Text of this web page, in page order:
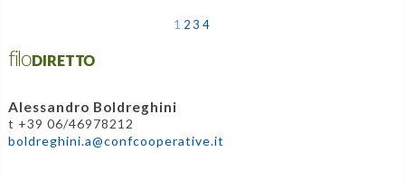
1 2 3 4
filoDIRETTO
Alessandro Boldreghini
t +39 06/46978212
boldreghini.a@confcooperative.it